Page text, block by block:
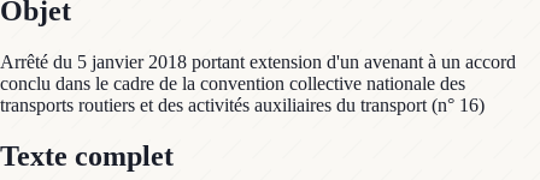
Objet
Arrêté du 5 janvier 2018 portant extension d'un avenant à un accord
conclu dans le cadre de la convention collective nationale des
transports routiers et des activités auxiliaires du transport (n° 16)
Texte complet